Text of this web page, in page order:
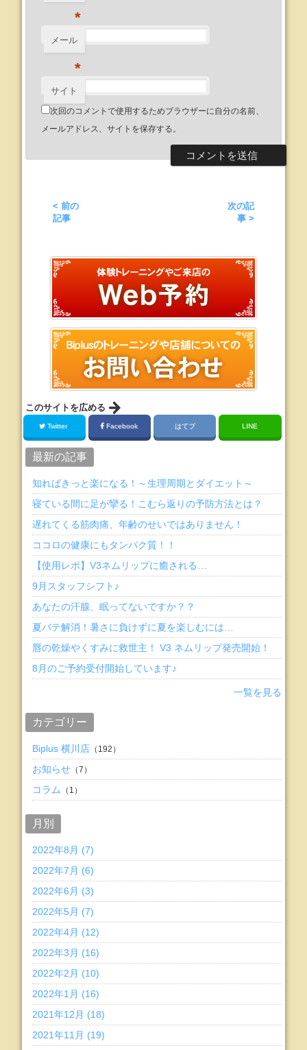
*
メール
*
サイト
次回のコメントで使用するためブラウザーに自分の名前、
メールアドレス、サイトを保存する。
< 前の
記事
次の記
事 >
このサイトを広める
Twitter Facebook はてブ LINE
最新の記事
知ればきっと楽になる！～生理周期とダイエット～
寝ている間に足が攣る！こむら返りの予防方法とは？
遅れてくる筋肉痛、年齢のせいではありません！
ココロの健康にもタンパク質！！
【使用レポ】V3ネムリップに癒される…
9月スタッフシフト♪
あなたの汗腺、眠ってないですか？？
夏バテ解消！暑さに負けずに夏を楽しむには…
唇の乾燥やくすみに救世主！ V3 ネムリップ発売開始！
8月のご予約受付開始しています♪
一覧を見る
カテゴリー
Biplus 横川店 （192）
お知らせ （7）
コラム （1）
月別
2022年8月 (7)
2022年7月 (6)
2022年6月 (3)
2022年5月 (7)
2022年4月 (12)
2022年3月 (16)
2022年2月 (10)
2022年1月 (16)
2021年12月 (18)
2021年11月 (19)